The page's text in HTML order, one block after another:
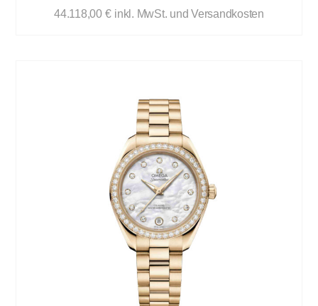
44.118,00 € inkl. MwSt. und Versandkosten